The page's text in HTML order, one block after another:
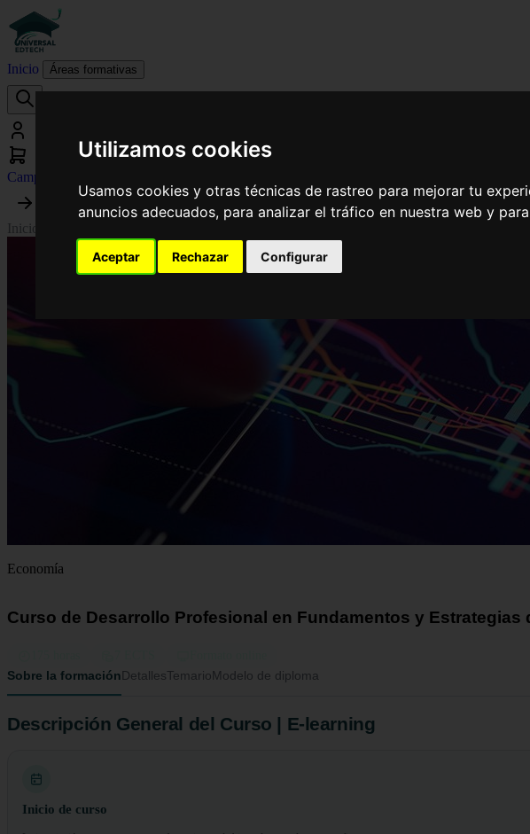
Utilizamos cookies
Usamos cookies y otras técnicas de rastreo para mejorar tu
anuncios adecuados, para analizar el tráfico en nuestra web y
Aceptar Rechazar Configurar
Inicio Áreas formativas
Campus virtual
Inicio
Economía
Curso de Desarrollo Profesional en Fundamentos y Estrategias
Sobre la formaciónDetallesTemarioModelo de diploma
Descripción General del Curso | E-learning
Inicio de curso